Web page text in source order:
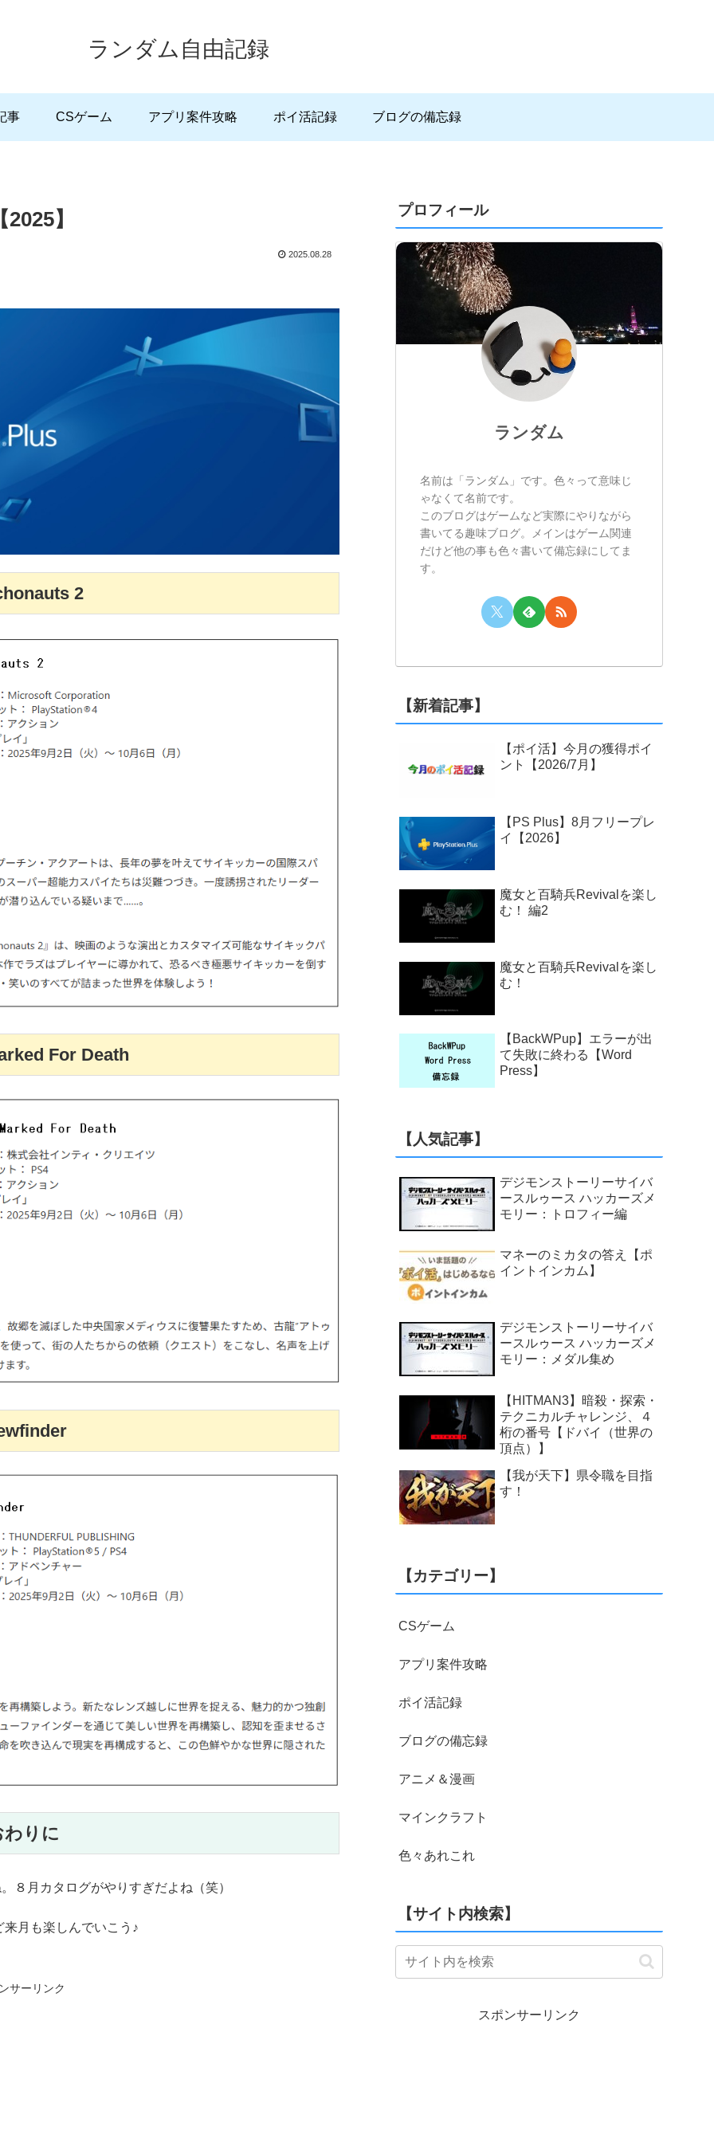
ランダム自由記録
事 CSゲーム アプリ案件攻略 ポイ活記録 ブログの備忘録
】
2025.08.28
2
For Death
わりに
８月カタログがやりすぎだよね（笑）
月も楽しんでいこう♪
サーリンク
プロフィール
ランダム
名前は「ランダム」です。色々って意味じ
ゃなくて名前です。
このブログはゲームなど実際にやりながら
書いてる趣味ブログ。メインはゲーム関連
だけど他の事も色々書いて備忘録にしてま
す。
【新着記事】
【ポイ活】今月の獲得ポイ
ント【2026/7月】
【PS Plus】8月フリープレ
イ【2026】
魔女と百騎兵Revivalを楽し
む！ 編2
魔女と百騎兵Revivalを楽し
む！
【BackWPup】エラーが出
て失敗に終わる【Word
Press】
【人気記事】
デジモンストーリーサイバ
ースルゥース ハッカーズメ
モリー：トロフィー編
マネーのミカタの答え【ポ
イントインカム】
デジモンストーリーサイバ
ースルゥース ハッカーズメ
モリー：メダル集め
【HITMAN3】暗殺・探索・
テクニカルチャレンジ、４
桁の番号【ドバイ（世界の
頂点）】
【我が天下】県令職を目指
す！
【カテゴリー】
CSゲーム
アプリ案件攻略
ポイ活記録
ブログの備忘録
アニメ＆漫画
マインクラフト
色々あれこれ
【サイト内検索】
スポンサーリンク